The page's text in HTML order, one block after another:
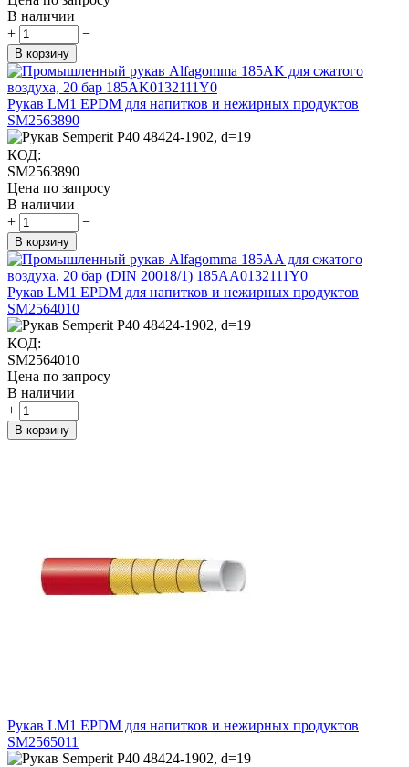
В наличии
+
−
В корзину
Рукав LM1 EPDM для напитков и нежирных продуктов
SM2563890
КОД:
SM2563890
Цена по запросу
В наличии
+
−
В корзину
Рукав LM1 EPDM для напитков и нежирных продуктов
SM2564010
КОД:
SM2564010
Цена по запросу
В наличии
+
−
В корзину
Рукав LM1 EPDM для напитков и нежирных продуктов
SM2565011